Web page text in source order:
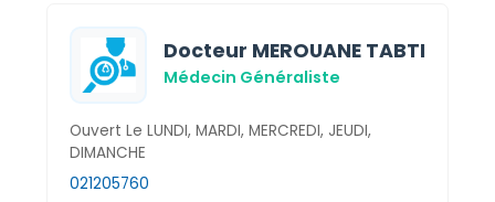
Docteur MEROUANE TABTI
Médecin Généraliste
Ouvert Le LUNDI, MARDI, MERCREDI, JEUDI,
DIMANCHE
021205760